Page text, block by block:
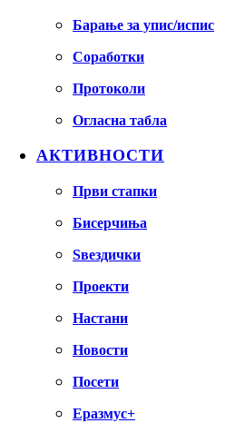
Барање за упис/испис
Соработки
Протоколи
Огласна табла
АКТИВНОСТИ
Први стапки
Бисерчиња
Ѕвездички
Проекти
Настани
Новости
Посети
Еразмус+